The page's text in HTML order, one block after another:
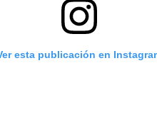
esta publicación en